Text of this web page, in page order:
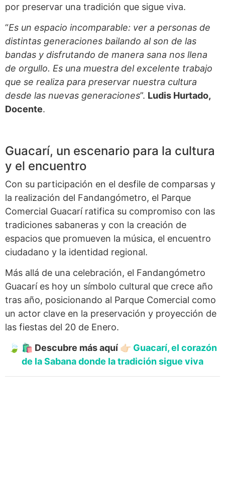
por preservar una tradición que sigue viva.
“Es un espacio incomparable: ver a personas de
distintas generaciones bailando al son de las
bandas y disfrutando de manera sana nos llena
de orgullo. Es una muestra del excelente trabajo
que se realiza para preservar nuestra cultura
desde las nuevas generaciones”. Ludis Hurtado,
Docente.
Guacarí, un escenario para la cultura
y el encuentro
Con su participación en el desfile de comparsas y
la realización del Fandangómetro, el Parque
Comercial Guacarí ratifica su compromiso con las
tradiciones sabaneras y con la creación de
espacios que promueven la música, el encuentro
ciudadano y la identidad regional.
Más allá de una celebración, el Fandangómetro
Guacarí es hoy un símbolo cultural que crece año
tras año, posicionando al Parque Comercial como
un actor clave en la preservación y proyección de
las fiestas del 20 de Enero.
🍃 🛍️ Descubre más aquí 👉🏻 Guacarí, el corazón
de la Sabana donde la tradición sigue viva